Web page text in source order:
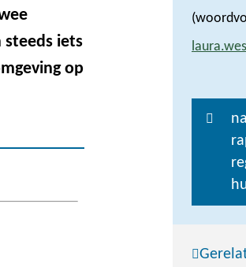
steeds iets
op